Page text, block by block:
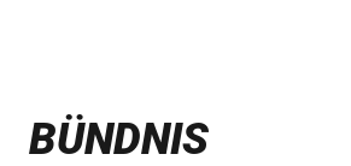
BÜNDNIS